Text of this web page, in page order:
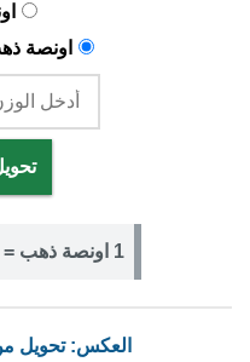
اونصة
1 اونصة ذهب = 0.00003110348 طن
العكس: تحويل